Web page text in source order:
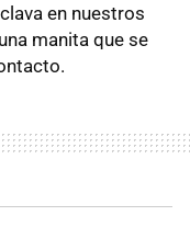
en nuestros
manita que se